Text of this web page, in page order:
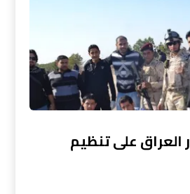
العراق على تنظيم